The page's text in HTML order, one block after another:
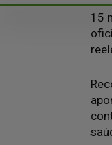
15